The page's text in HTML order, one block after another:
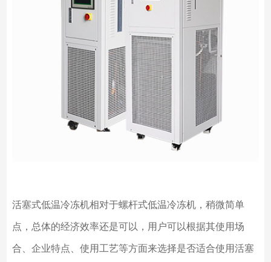
活塞式低温冷冻机相对于螺杆式低温冷冻机，稍微简单
点，总体的经济效率还是可以，用户可以根据其使用场
合、企业特点、使用工艺等方面来选择是否适合使用活塞